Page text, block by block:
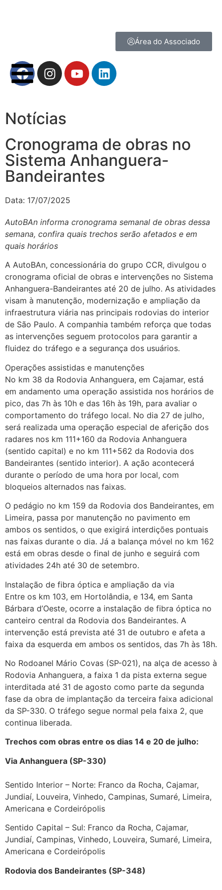
Área do Associado
Notícias
Cronograma de obras no
Sistema Anhanguera-
Bandeirantes
Data: 17/07/2025
AutoBAn informa cronograma semanal de obras dessa
semana, confira quais trechos serão afetados e em
quais horários
A AutoBAn, concessionária do grupo CCR, divulgou o
cronograma oficial de obras e intervenções no Sistema
Anhanguera-Bandeirantes até 20 de julho. As atividades
visam à manutenção, modernização e ampliação da
infraestrutura viária nas principais rodovias do interior
de São Paulo. A companhia também reforça que todas
as intervenções seguem protocolos para garantir a
fluidez do tráfego e a segurança dos usuários.
Operações assistidas e manutenções
No km 38 da Rodovia Anhanguera, em Cajamar, está
em andamento uma operação assistida nos horários de
pico, das 7h às 10h e das 16h às 19h, para avaliar o
comportamento do tráfego local. No dia 27 de julho,
será realizada uma operação especial de aferição dos
radares nos km 111+160 da Rodovia Anhanguera
(sentido capital) e no km 111+562 da Rodovia dos
Bandeirantes (sentido interior). A ação acontecerá
durante o período de uma hora por local, com
bloqueios alternados nas faixas.
O pedágio no km 159 da Rodovia dos Bandeirantes, em
Limeira, passa por manutenção no pavimento em
ambos os sentidos, o que exigirá interdições pontuais
nas faixas durante o dia. Já a balança móvel no km 162
está em obras desde o final de junho e seguirá com
atividades 24h até 30 de setembro.
Instalação de fibra óptica e ampliação da via
Entre os km 103, em Hortolândia, e 134, em Santa
Bárbara d’Oeste, ocorre a instalação de fibra óptica no
canteiro central da Rodovia dos Bandeirantes. A
intervenção está prevista até 31 de outubro e afeta a
faixa da esquerda em ambos os sentidos, das 7h às 18h.
No Rodoanel Mário Covas (SP-021), na alça de acesso à
Rodovia Anhanguera, a faixa 1 da pista externa segue
interditada até 31 de agosto como parte da segunda
fase da obra de implantação da terceira faixa adicional
da SP-330. O tráfego segue normal pela faixa 2, que
continua liberada.
Trechos com obras entre os dias 14 e 20 de julho:
Via Anhanguera (SP-330)
Sentido Interior – Norte: Franco da Rocha, Cajamar,
Jundiaí, Louveira, Vinhedo, Campinas, Sumaré, Limeira,
Americana e Cordeirópolis
Sentido Capital – Sul: Franco da Rocha, Cajamar,
Jundiaí, Campinas, Vinhedo, Louveira, Sumaré, Limeira,
Americana e Cordeirópolis
Rodovia dos Bandeirantes (SP-348)